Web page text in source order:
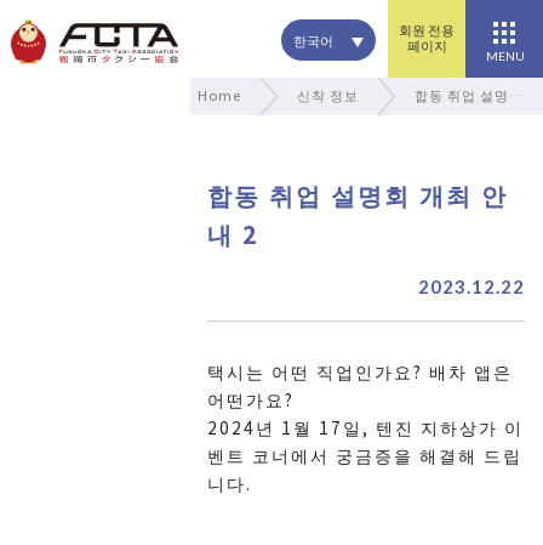
회원 전용
페이지
한국어
MENU
Home 신착 정보 합동 취업 설명…
합동 취업 설명회 개최 안
내 2
2023.12.22
택시는 어떤 직업인가요? 배차 앱은
어떤가요?
2024년 1월 17일, 텐진 지하상가 이
벤트 코너에서 궁금증을 해결해 드립
니다.